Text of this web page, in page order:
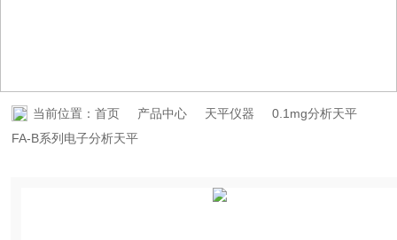
资料下载
当前位置：首页 产品中心 天平仪器
0.1mg分析天平
FA-B系列电子分析天平